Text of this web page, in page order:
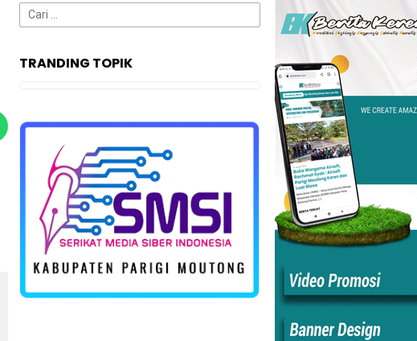
Cari
untuk:
TRANDING TOPIK